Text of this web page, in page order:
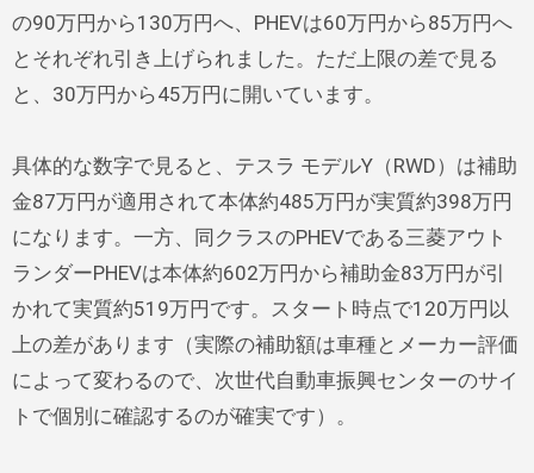
の90万円から130万円へ、PHEVは60万円から85万円へ
とそれぞれ引き上げられました。ただ上限の差で見る
と、30万円から45万円に開いています。
具体的な数字で見ると、テスラ モデルY（RWD）は補助
金87万円が適用されて本体約485万円が実質約398万円
になります。一方、同クラスのPHEVである三菱アウト
ランダーPHEVは本体約602万円から補助金83万円が引
かれて実質約519万円です。スタート時点で120万円以
上の差があります（実際の補助額は車種とメーカー評価
によって変わるので、次世代自動車振興センターのサイ
トで個別に確認するのが確実です）。